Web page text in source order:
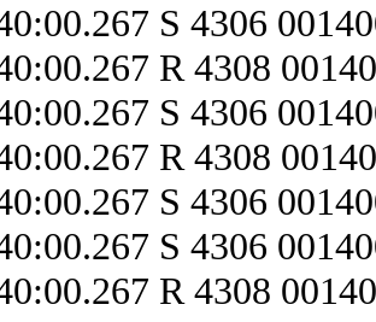
S 4306
R 4308
S 4306
R 4308
S 4306
S 4306
R 4308